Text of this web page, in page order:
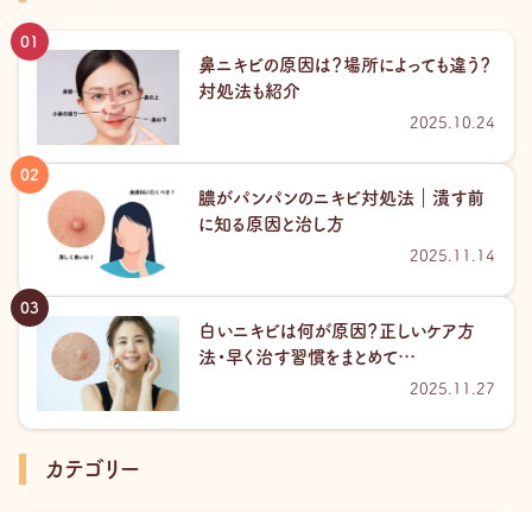
鼻ニキビの原因は？場所によっても違う？
対処法も紹介
2025.10.24
膿がパンパンのニキビ対処法｜潰す前
に知る原因と治し方
2025.11.14
白いニキビは何が原因？正しいケア方
法・早く治す習慣をまとめて…
2025.11.27
カテゴリー